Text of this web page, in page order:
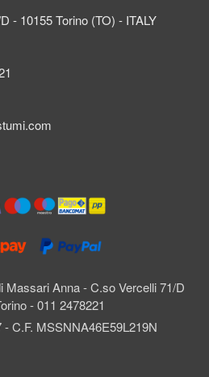
Anna - C.so Vercelli 71/D
- 011 2478221
- C.F. MSSNNA46E59L219N
- 10155 Torino (TO) - ITALY